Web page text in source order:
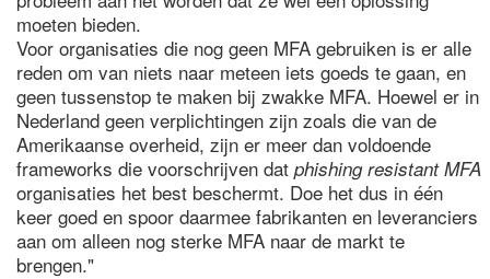
moeten bieden.
Voor organisaties die nog geen MFA gebruiken is er alle
reden om van niets naar meteen iets goeds te gaan, en
geen tussenstop te maken bij zwakke MFA. Hoewel er in
Nederland geen verplichtingen zijn zoals die van de
Amerikaanse overheid, zijn er meer dan voldoende
frameworks die voorschrijven dat phishing resistant MFA
organisaties het best beschermt. Doe het dus in één
keer goed en spoor daarmee fabrikanten en leveranciers
aan om alleen nog sterke MFA naar de markt te
brengen."